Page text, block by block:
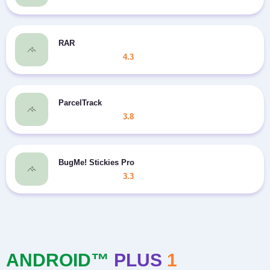
RAR
4.3
ParcelTrack
3.8
BugMe! Stickies Pro
3.3
ANDROID™ PLUS 1